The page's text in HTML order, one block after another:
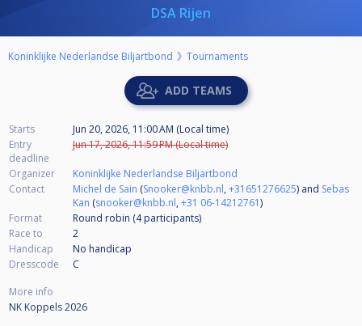
DSA Rijen
Koninklijke Nederlandse Biljartbond Tournaments
ADD TEAMS
Starts
Jun 20, 2026, 11:00 AM (Local time)
Entry
deadline
Jun 17, 2026, 11:59 PM (Local time)
Organizer
Koninklijke Nederlandse Biljartbond
Contact
Michel de Sain (Snooker@knbb.nl,+31651276625) and Sebas
Kan (snooker@knbb.nl,+31 06-14212761)
Format
Round robin (4participants)
Race to
2
Handicap
No handicap
Dresscode
C
More info
NK Koppels 2026